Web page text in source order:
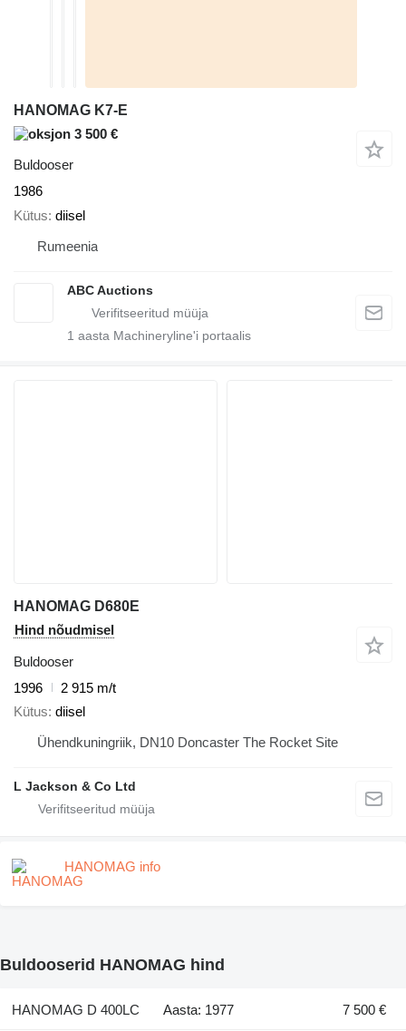
HANOMAG K7-E
3 500 €
Buldooser
1986
Kütus diisel
Rumeenia
ABC Auctions
1 aasta Machineryline'i portaalis
HANOMAG D680E
Hind nõudmisel
Buldooser
1996
2 915 m/t
Kütus diisel
Ühendkuningriik, DN10 Doncaster The Rocket Site
L Jackson & Co Ltd
HANOMAG info
Buldooserid HANOMAG hind
HANOMAG D 400LC Aasta: 1977 7 500 €